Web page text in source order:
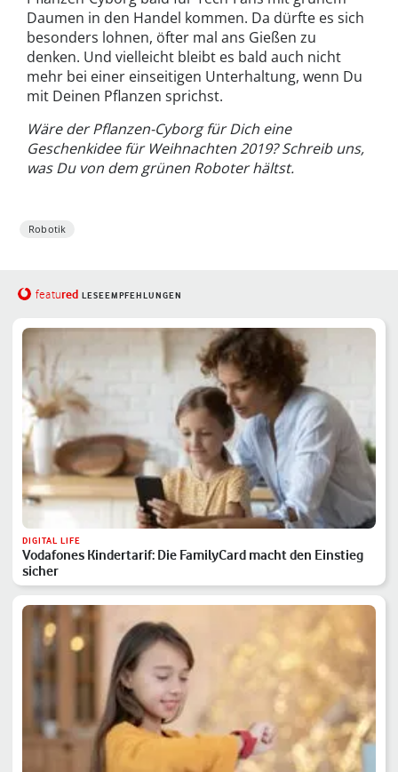
Daumen in den Handel kommen. Da dürfte es sich
besonders lohnen, öfter mal ans Gießen zu
denken. Und vielleicht bleibt es bald auch nicht
mehr bei einer einseitigen Unterhaltung, wenn Du
mit Deinen Pflanzen sprichst.
Wäre der Pflanzen-Cyborg für Dich eine
Geschenkidee für Weihnachten 2019? Schreib uns,
was Du von dem grünen Roboter hältst.
Robotik
featured LESEEMPFEHLUNGEN
DIGITAL LIFE
Vodafones Kindertarif: Die FamilyCard macht den Einstieg
sicher